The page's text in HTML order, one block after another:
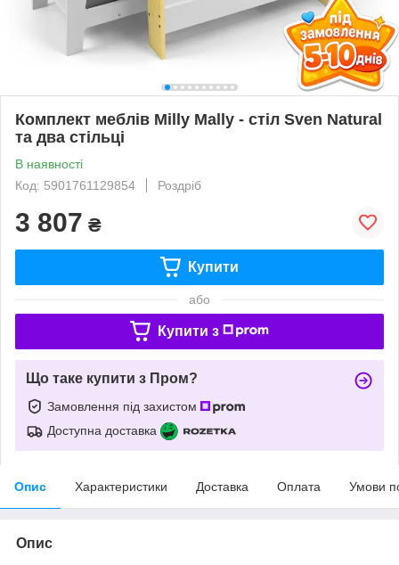
Комплект меблів Milly Mally - стіл Sven Natural
та два стільці
В наявності
Код: 5901761129854
Роздріб
3 807 ₴
Купити
або
Купити з
Що таке купити з Пром?
Замовлення під захистом
Доступна доставка
Опис Характеристики Доставка Оплата Умови
Опис